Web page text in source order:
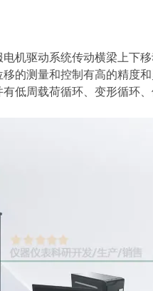
电机驱动系统传动横梁上下
的测量和控制有高的精度
低周载荷循环、变形循环